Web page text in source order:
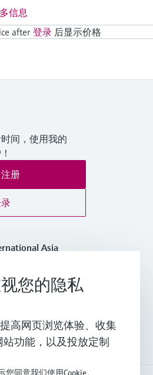
信息
after 登录 后显示价格
间，使用我的
册
Asia
您的隐私
高网页浏览体验、收集
功能，以及投放定制
您同意我们使用Cookie。